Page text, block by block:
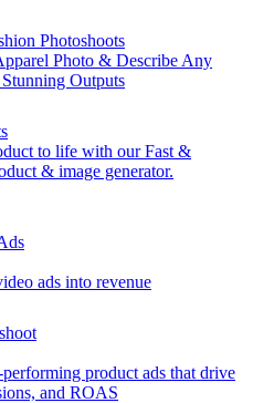
Photoshoots
Photo & Describe Any
Outputs
to life with our Fast &
& image generator.
ads into revenue
product ads that drive
and ROAS